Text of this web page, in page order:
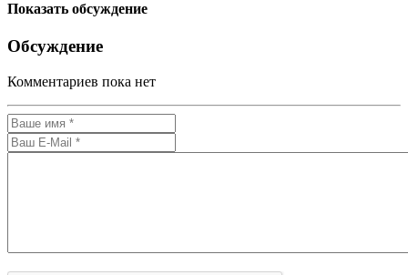
Показать обсуждение
Обсуждение
Комментариев пока нет